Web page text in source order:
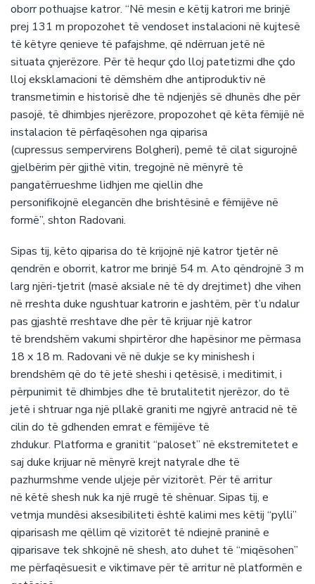
oborr pothuajse katror. “Në mesin e këtij katrori me brinjë
prej 131 m propozohet të vendoset instalacioni në kujtesë
të këtyre qenieve të pafajshme, që ndërruan jetë në
situata çnjerëzore. Për të hequr çdo lloj patetizmi dhe çdo
lloj eksklamacioni të dëmshëm dhe antiproduktiv në
transmetimin e historisë dhe të ndjenjës së dhunës dhe për
pasojë, të dhimbjes njerëzore, propozohet që këta fëmijë në
instalacion të përfaqësohen nga qiparisa
(cupressus sempervirens Bolgheri), pemë të cilat sigurojnë
gjelbërim për gjithë vitin, tregojnë në mënyrë të
pangatërrueshme lidhjen me qiellin dhe
personifikojnë elegancën dhe brishtësinë e fëmijëve në
formë”, shton Radovani.
Sipas tij, këto qiparisa do të krijojnë një katror tjetër në
qendrën e oborrit, katror me brinjë 54 m. Ato qëndrojnë 3 m
larg njëri-tjetrit (masë aksiale në të dy drejtimet) dhe vihen
në rreshta duke ngushtuar katrorin e jashtëm, për t’u ndalur
pas gjashtë rreshtave dhe për të krijuar një katror
të brendshëm vakumi shpirtëror dhe hapësinor me përmasa
18 x 18 m. Radovani vë në dukje se ky minishesh i
brendshëm që do të jetë sheshi i qetësisë, i meditimit, i
përpunimit të dhimbjes dhe të brutalitetit njerëzor, do të
jetë i shtruar nga një pllakë graniti me ngjyrë antracid në të
cilin do të gdhenden emrat e fëmijëve të
zhdukur. Platforma e granitit “paloset” në ekstremitetet e
saj duke krijuar në mënyrë krejt natyrale dhe të
pazhurmshme vende uljeje për vizitorët. Për të arritur
në këtë shesh nuk ka një rrugë të shënuar. Sipas tij, e
vetmja mundësi aksesibiliteti është kalimi mes këtij “pylli”
qiparisash me qëllim që vizitorët të ndiejnë praninë e
qiparisave tek shkojnë në shesh, ato duhet të “miqësohen”
me përfaqësuesit e viktimave për të arritur në platformën e